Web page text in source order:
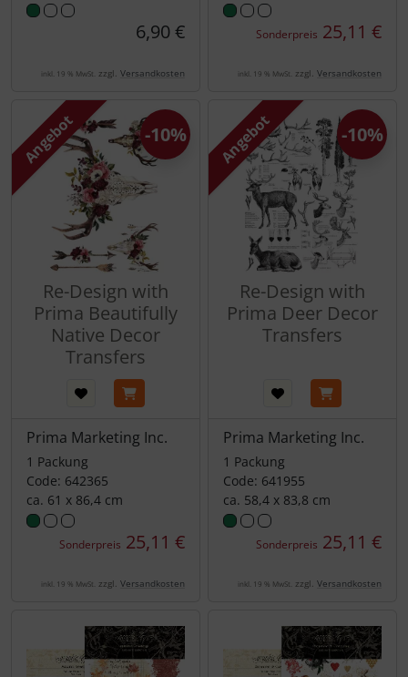
6,90 €
inkl. 19 % MwSt. zzgl. Versandkosten
Sonderpreis 25,11 €
inkl. 19 % MwSt. zzgl. Versandkosten
Angebot
Re-Design with
Prima Beautifully
Native Decor
Transfers
Prima Marketing Inc.
1 Packung
Code: 642365
ca. 61 x 86,4 cm
Sonderpreis 25,11 €
-10%
inkl. 19 % MwSt. zzgl. Versandkosten
Angebot
Re-Design with
Prima Deer Decor
Transfers
Prima Marketing Inc.
1 Packung
Code: 641955
ca. 58,4 x 83,8 cm
Sonderpreis 25,11 €
-10%
inkl. 19 % MwSt. zzgl. Versandkosten